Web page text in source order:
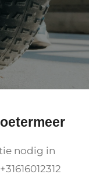
nodig in